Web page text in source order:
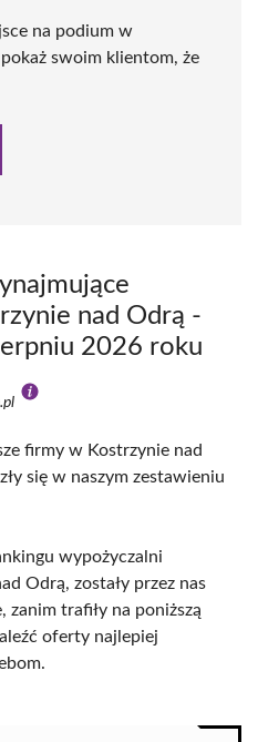
na podium w
swoim klientom, że
nad Odrą -
2026 roku
firmy w Kostrzynie nad
się w naszym zestawieniu
wypożyczalni
Odrą, zostały przez nas
trafiły na poniższą
oferty najlepiej